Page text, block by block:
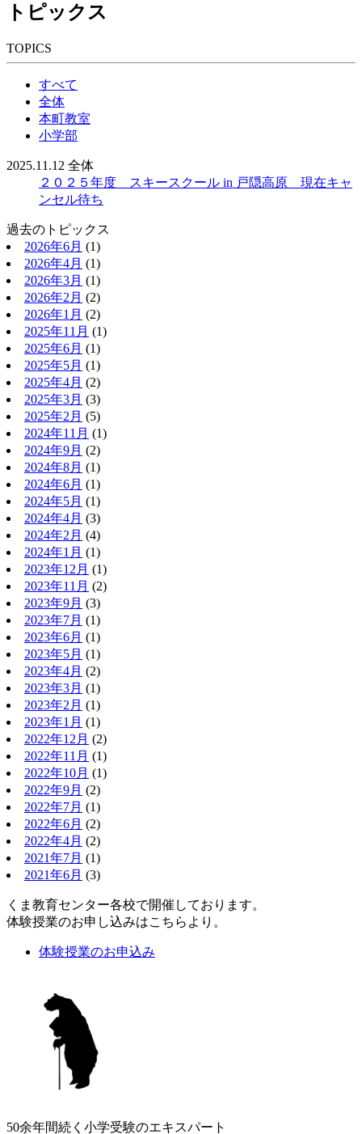
トピックス
TOPICS
すべて
全体
本町教室
小学部
2025.11.12 全体
２０２５年度 スキースクール in 戸隠高原 現在キャ
ンセル待ち
過去のトピックス
2026年6月 (1)
2026年4月 (1)
2026年3月 (1)
2026年2月 (2)
2026年1月 (2)
2025年11月 (1)
2025年6月 (1)
2025年5月 (1)
2025年4月 (2)
2025年3月 (3)
2025年2月 (5)
2024年11月 (1)
2024年9月 (2)
2024年8月 (1)
2024年6月 (1)
2024年5月 (1)
2024年4月 (3)
2024年2月 (4)
2024年1月 (1)
2023年12月 (1)
2023年11月 (2)
2023年9月 (3)
2023年7月 (1)
2023年6月 (1)
2023年5月 (1)
2023年4月 (2)
2023年3月 (1)
2023年2月 (1)
2023年1月 (1)
2022年12月 (2)
2022年11月 (1)
2022年10月 (1)
2022年9月 (2)
2022年7月 (1)
2022年6月 (2)
2022年4月 (2)
2021年7月 (1)
2021年6月 (3)
くま教育センター各校で開催しております。
体験授業のお申し込みはこちらより。
体験授業のお申込み
50余年間続く小学受験のエキスパート